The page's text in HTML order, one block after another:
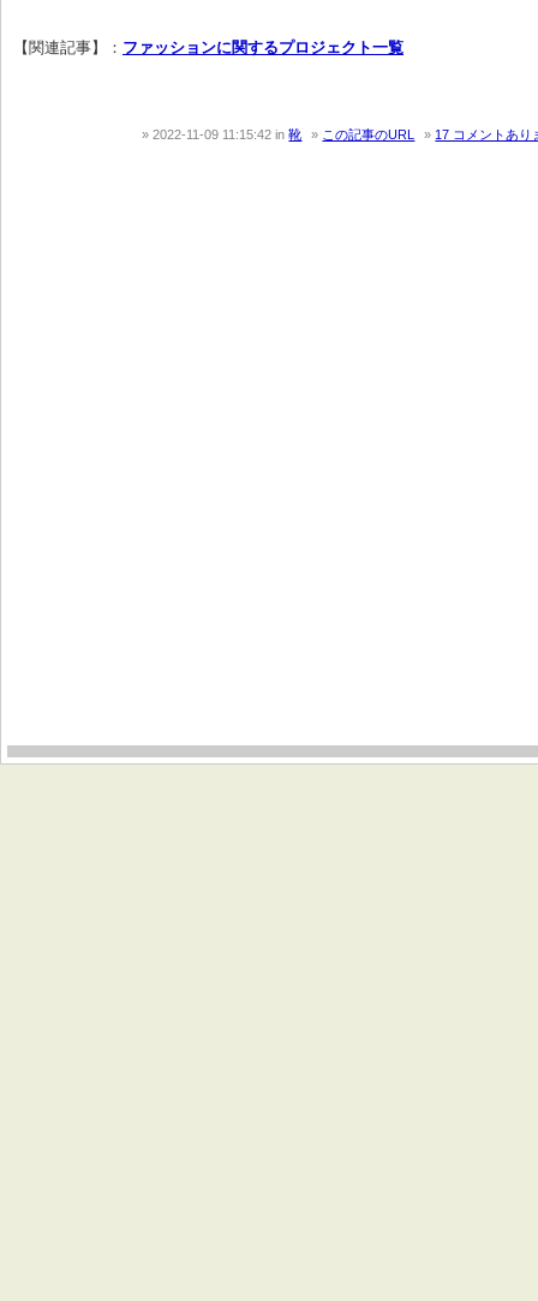
【関連記事】： ファッションに関するプロジェクト一覧
2022-11-09 11:15:42in靴 この記事のURL 17 コメントあり